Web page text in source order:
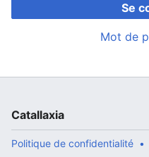
Se
Mot de
Catallaxia
Politique de confidentialité